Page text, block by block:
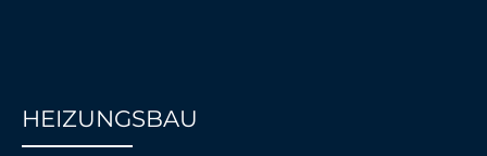
HEIZUNGSBAU